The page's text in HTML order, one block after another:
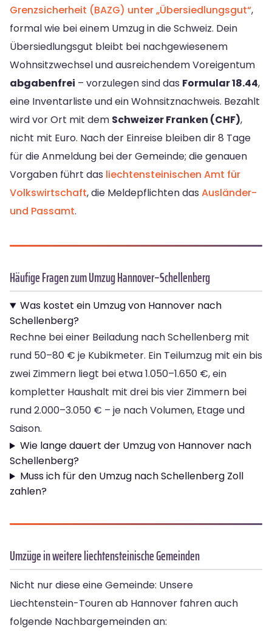
Grenzsicherheit (BAZG) unter „Übersiedlungsgut“,
formal wie bei einem Umzug in die Schweiz. Dein
Übersiedlungsgut bleibt bei nachgewiesenem
Wohnsitzwechsel und ausreichendem Voreigentum
abgabenfrei – vorzulegen sind das Formular 18.44,
eine Inventarliste und ein Wohnsitznachweis. Bezahlt
wird vor Ort mit dem Schweizer Franken (CHF),
nicht mit Euro. Nach der Einreise bleiben dir 8 Tage
für die Anmeldung bei der Gemeinde; die genauen
Vorgaben führt das liechtensteinischen Amt für
Volkswirtschaft, die Meldepflichten das Ausländer-
und Passamt.
Häufige Fragen zum Umzug Hannover–Schellenberg
Was kostet ein Umzug von Hannover nach
Schellenberg?
Rechne bei einer Beiladung nach Schellenberg mit
rund 50–80 € je Kubikmeter. Ein Teilumzug mit ein bis
zwei Zimmern liegt bei etwa 1.050–1.650 €, ein
kompletter Haushalt mit drei bis vier Zimmern bei
rund 2.000–3.050 € – je nach Volumen, Etage und
Saison.
Wie lange dauert der Umzug von Hannover nach
Schellenberg?
Muss ich für den Umzug nach Schellenberg Zoll
zahlen?
Umzüge in weitere liechtensteinische Gemeinden
Nicht nur diese eine Gemeinde: Unsere
Liechtenstein-Touren ab Hannover fahren auch
folgende Nachbargemeinden an: